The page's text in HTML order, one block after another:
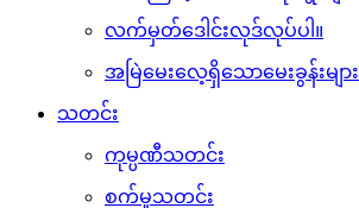
လက်မှတ်ဒေါင်းလုဒ်လုပ်ပါ။
အမြဲမေးလေ့ရှိသောမေးခွန်းများ
သတင်း
ကုမ္ပဏီသတင်း
စက်မှုသတင်း